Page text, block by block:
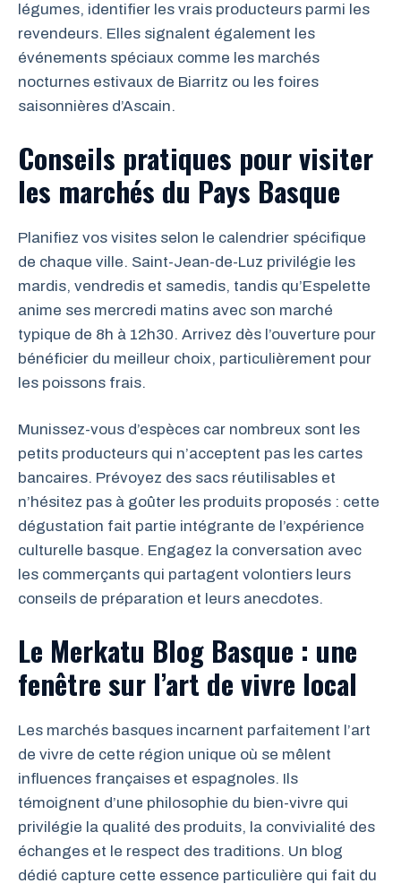
légumes, identifier les vrais producteurs parmi les
revendeurs. Elles signalent également les
événements spéciaux comme les marchés
nocturnes estivaux de Biarritz ou les foires
saisonnières d’Ascain.
Conseils pratiques pour visiter
les marchés du Pays Basque
Planifiez vos visites selon le calendrier spécifique
de chaque ville. Saint-Jean-de-Luz privilégie les
mardis, vendredis et samedis, tandis qu’Espelette
anime ses mercredi matins avec son marché
typique de 8h à 12h30. Arrivez dès l’ouverture pour
bénéficier du meilleur choix, particulièrement pour
les poissons frais.
Munissez-vous d’espèces car nombreux sont les
petits producteurs qui n’acceptent pas les cartes
bancaires. Prévoyez des sacs réutilisables et
n’hésitez pas à goûter les produits proposés : cette
dégustation fait partie intégrante de l’expérience
culturelle basque. Engagez la conversation avec
les commerçants qui partagent volontiers leurs
conseils de préparation et leurs anecdotes.
Le Merkatu Blog Basque : une
fenêtre sur l’art de vivre local
Les marchés basques incarnent parfaitement l’art
de vivre de cette région unique où se mêlent
influences françaises et espagnoles. Ils
témoignent d’une philosophie du bien-vivre qui
privilégie la qualité des produits, la convivialité des
échanges et le respect des traditions. Un blog
dédié capture cette essence particulière qui fait du